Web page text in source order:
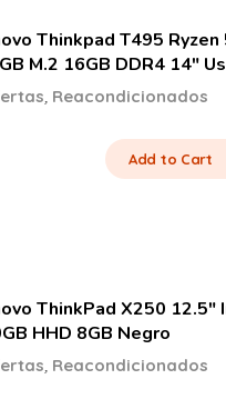
Thinkpad T495 Ryzen
M.2 16GB DDR4 14″
Reacondicionados
Add to Cart
ThinkPad X250 12.5″
HHD 8GB Negro
Reacondicionados